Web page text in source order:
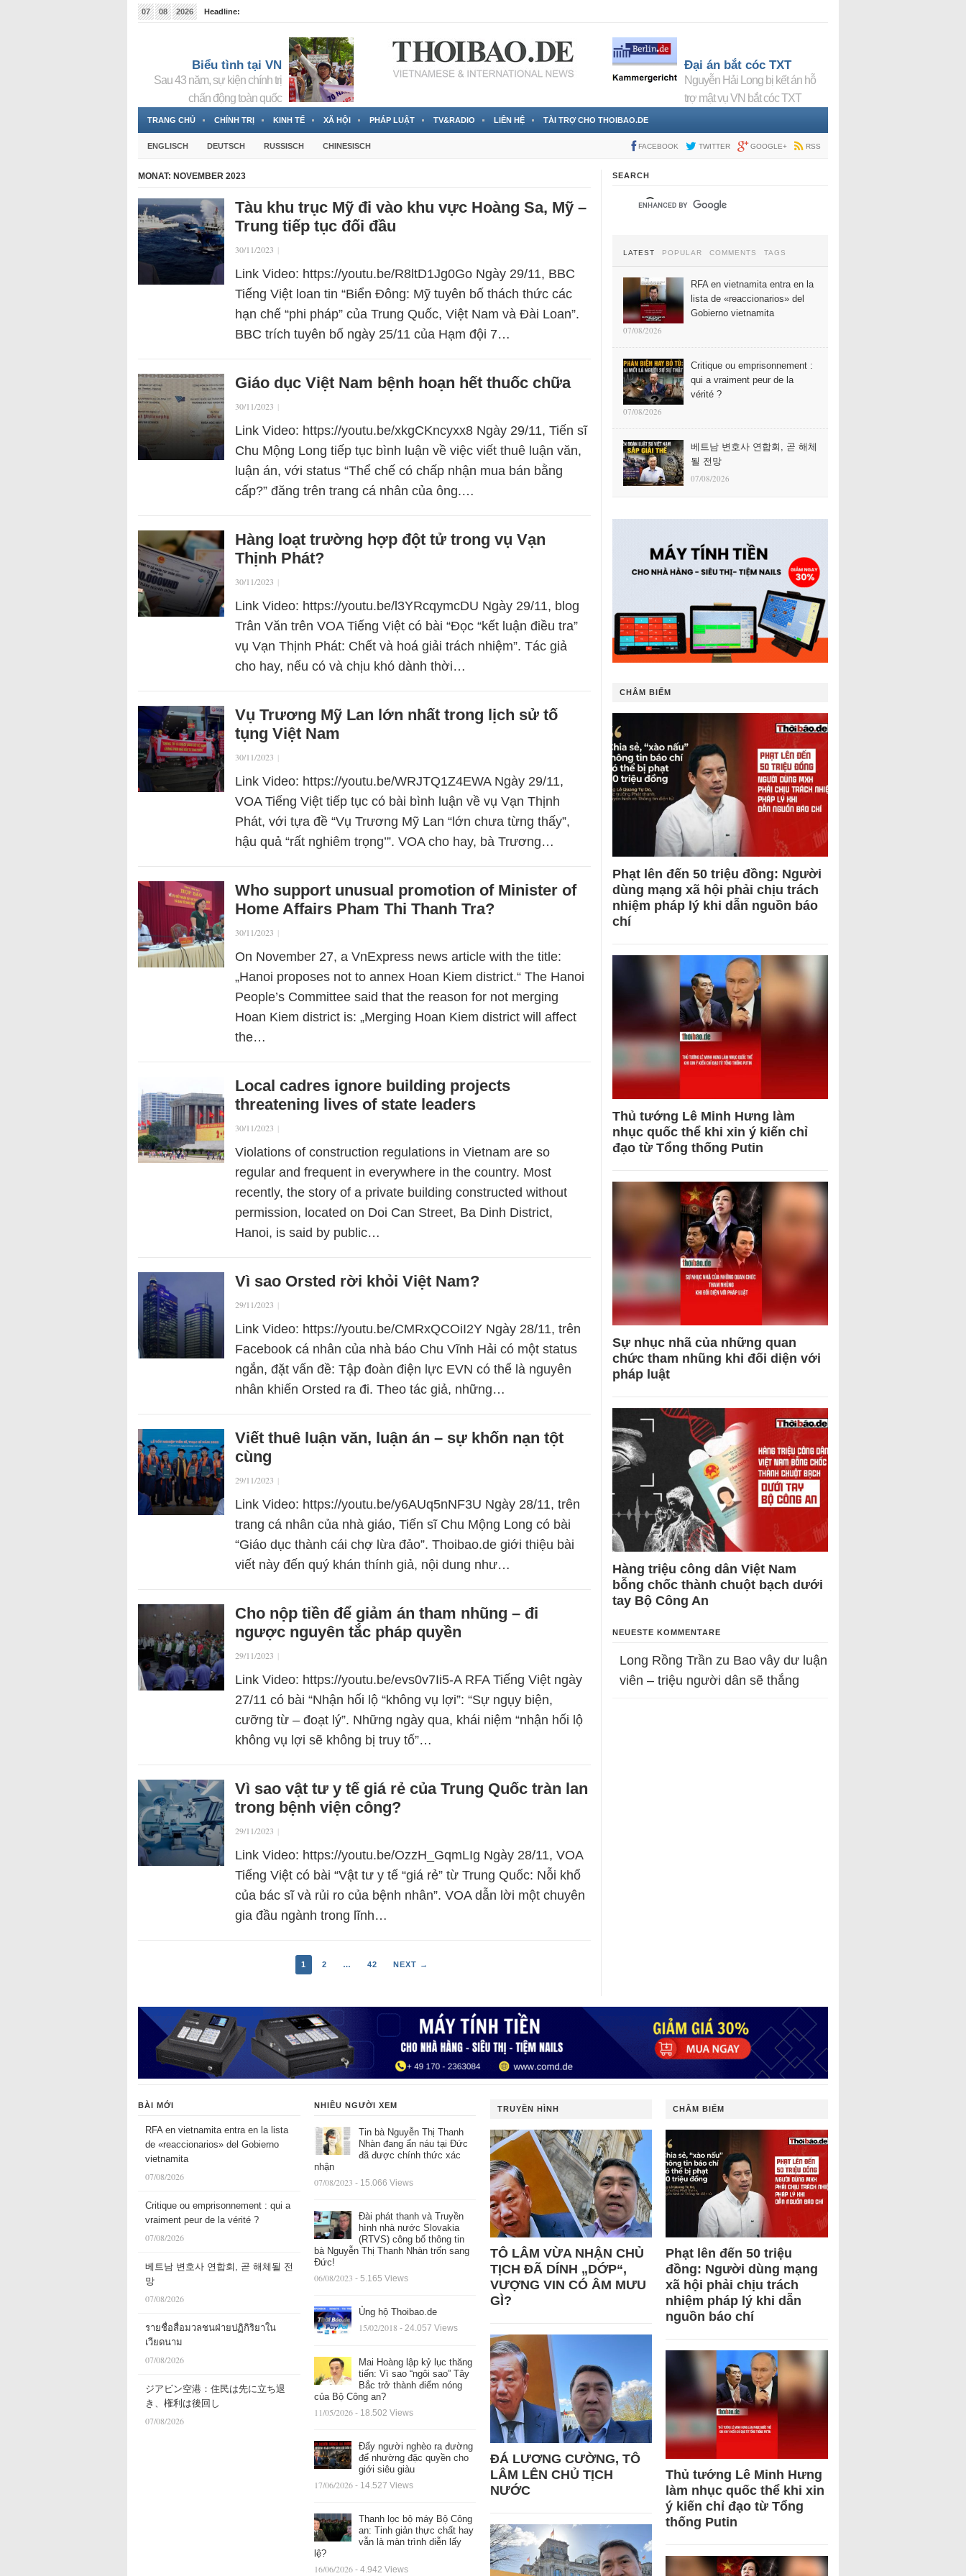
07 08 2026
Headline:
Biểu tình tại VN
Sau 43 năm, sự kiện chính trị
chấn động toàn quốc
Đại án bắt cóc TXT
Nguyễn Hải Long bị kết án hỗ
trợ mật vụ VN bắt cóc TXT
TRANG CHỦ CHÍNH TRỊ KINH TẾ XÃ HỘI PHÁP LUẬT TV&RADIO LIÊN HỆ TÀI TRỢ CHO THOIBAO.DE
ENGLISCH DEUTSCH RUSSISCH CHINESISCH FACEBOOK TWITTER GOOGLE+ RSS
MONAT: NOVEMBER 2023
Tàu khu trục Mỹ đi vào khu vực Hoàng Sa, Mỹ –
Trung tiếp tục đối đầu
30/11/2023 |
Link Video: https://youtu.be/R8ltD1Jg0Go Ngày 29/11, BBC
Tiếng Việt loan tin “Biển Đông: Mỹ tuyên bố thách thức các
hạn chế “phi pháp” của Trung Quốc, Việt Nam và Đài Loan”.
BBC trích tuyên bố ngày 25/11 của Hạm đội 7…
Giáo dục Việt Nam bệnh hoạn hết thuốc chữa
30/11/2023 |
Link Video: https://youtu.be/xkgCKncyxx8 Ngày 29/11, Tiến sĩ
Chu Mộng Long tiếp tục bình luận về việc viết thuê luận văn,
luận án, với status “Thể chế có chấp nhận mua bán bằng
cấp?” đăng trên trang cá nhân của ông.…
Hàng loạt trường hợp đột tử trong vụ Vạn
Thịnh Phát?
30/11/2023 |
Link Video: https://youtu.be/l3YRcqymcDU Ngày 29/11, blog
Trân Văn trên VOA Tiếng Việt có bài “Đọc “kết luận điều tra”
vụ Vạn Thịnh Phát: Chết và hoá giải trách nhiệm”. Tác giả
cho hay, nếu có và chịu khó dành thời…
Vụ Trương Mỹ Lan lớn nhất trong lịch sử tố
tụng Việt Nam
30/11/2023 |
Link Video: https://youtu.be/WRJTQ1Z4EWA Ngày 29/11,
VOA Tiếng Việt tiếp tục có bài bình luận về vụ Vạn Thịnh
Phát, với tựa đề “Vụ Trương Mỹ Lan “lớn chưa từng thấy”,
hậu quả “rất nghiêm trọng’”. VOA cho hay, bà Trương…
Who support unusual promotion of Minister of
Home Affairs Pham Thi Thanh Tra?
30/11/2023 |
On November 27, a VnExpress news article with the title:
„Hanoi proposes not to annex Hoan Kiem district.“ The Hanoi
People’s Committee said that the reason for not merging
Hoan Kiem district is: „Merging Hoan Kiem district will affect
the…
Local cadres ignore building projects
threatening lives of state leaders
30/11/2023 |
Violations of construction regulations in Vietnam are so
regular and frequent in everywhere in the country. Most
recently, the story of a private building constructed without
permission, located on Doi Can Street, Ba Dinh District,
Hanoi, is said by public…
Vì sao Orsted rời khỏi Việt Nam?
29/11/2023 |
Link Video: https://youtu.be/CMRxQCOiI2Y Ngày 28/11, trên
Facebook cá nhân của nhà báo Chu Vĩnh Hải có một status
ngắn, đặt vấn đề: Tập đoàn điện lực EVN có thể là nguyên
nhân khiến Orsted ra đi. Theo tác giả, những…
Viết thuê luận văn, luận án – sự khốn nạn tột
cùng
29/11/2023 |
Link Video: https://youtu.be/y6AUq5nNF3U Ngày 28/11, trên
trang cá nhân của nhà giáo, Tiến sĩ Chu Mộng Long có bài
“Giáo dục thành cái chợ lừa đảo”. Thoibao.de giới thiệu bài
viết này đến quý khán thính giả, nội dung như…
Cho nộp tiền để giảm án tham nhũng – đi
ngược nguyên tắc pháp quyền
29/11/2023 |
Link Video: https://youtu.be/evs0v7Ii5-A RFA Tiếng Việt ngày
27/11 có bài “Nhận hối lộ “không vụ lợi”: “Sự ngụy biện,
cưỡng từ – đoạt lý”. Những ngày qua, khái niệm “nhận hối lộ
không vụ lợi sẽ không bị truy tố”…
Vì sao vật tư y tế giá rẻ của Trung Quốc tràn lan
trong bệnh viện công?
29/11/2023 |
Link Video: https://youtu.be/OzzH_GqmLIg Ngày 28/11, VOA
Tiếng Việt có bài “Vật tư y tế “giá rẻ” từ Trung Quốc: Nỗi khổ
của bác sĩ và rủi ro của bệnh nhân”. VOA dẫn lời một chuyên
gia đầu ngành trong lĩnh…
1 2 … 42 NEXT →
SEARCH
LATEST POPULAR COMMENTS TAGS
RFA en vietnamita entra en la
lista de «reaccionarios» del
Gobierno vietnamita
07/08/2026
Critique ou emprisonnement :
qui a vraiment peur de la
vérité ?
07/08/2026
베트남 변호사 연합회, 곧 해체
될 전망
07/08/2026
CHÂM BIẾM
Phạt lên đến 50 triệu đồng: Người
dùng mạng xã hội phải chịu trách
nhiệm pháp lý khi dẫn nguồn báo
chí
Thủ tướng Lê Minh Hưng làm
nhục quốc thể khi xin ý kiến chỉ
đạo từ Tổng thống Putin
Sự nhục nhã của những quan
chức tham nhũng khi đối diện với
pháp luật
Hàng triệu công dân Việt Nam
bỗng chốc thành chuột bạch dưới
tay Bộ Công An
NEUESTE KOMMENTARE
Long Rồng Trần zu Bao vây dư luận
viên – triệu người dân sẽ thắng
BÀI MỚI
RFA en vietnamita entra en la lista
de «reaccionarios» del Gobierno
vietnamita
07/08/2026
Critique ou emprisonnement : qui a
vraiment peur de la vérité ?
07/08/2026
베트남 변호사 연합회, 곧 해체될 전
망
07/08/2026
รายชื่อสื่อมวลชนฝ่ายปฏิกิริยาใน
เวียดนาม
07/08/2026
ジアビン空港：住民は先に立ち退
き、権利は後回し
07/08/2026
NHIỀU NGƯỜI XEM
Tin bà Nguyễn Thị Thanh
Nhàn đang ẩn náu tại Đức
đã được chính thức xác
nhận
07/08/2023 - 15.066 Views
Đài phát thanh và Truyền
hình nhà nước Slovakia
(RTVS) công bố thông tin
bà Nguyễn Thị Thanh Nhàn trốn sang
Đức!
06/08/2023 - 5.165 Views
Ủng hộ Thoibao.de
15/02/2018 - 24.057 Views
Mai Hoàng lập kỷ lục thăng
tiến: Vì sao “ngôi sao” Tây
Bắc trở thành điểm nóng
của Bộ Công an?
11/05/2026 - 18.502 Views
Đẩy người nghèo ra đường
để nhường đặc quyền cho
giới siêu giàu
17/06/2026 - 14.527 Views
Thanh lọc bộ máy Bộ Công
an: Tinh giản thực chất hay
vẫn là màn trình diễn lấy
lệ?
16/06/2026 - 4.942 Views
TRUYỀN HÌNH
TÔ LÂM VỪA NHẬN CHỦ
TỊCH ĐÃ DÍNH „DỚP“,
VƯỢNG VIN CÓ ÂM MƯU
GÌ?
ĐÁ LƯƠNG CƯỜNG, TÔ
LÂM LÊN CHỦ TỊCH
NƯỚC
CHÂM BIẾM
Phạt lên đến 50 triệu
đồng: Người dùng mạng
xã hội phải chịu trách
nhiệm pháp lý khi dẫn
nguồn báo chí
Thủ tướng Lê Minh Hưng
làm nhục quốc thể khi xin
ý kiến chỉ đạo từ Tổng
thống Putin